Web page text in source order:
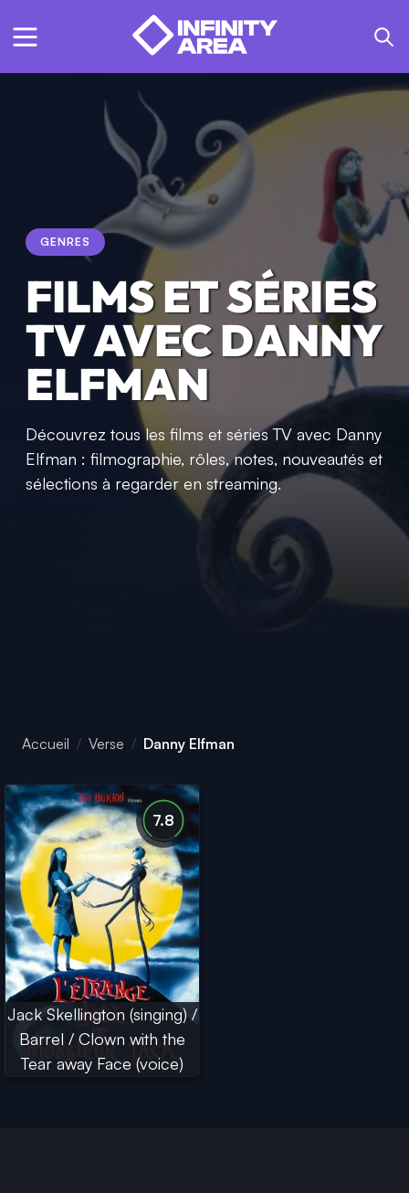
GENRES
FILMS ET SÉRIES
TV AVEC DANNY
ELFMAN
Découvrez tous les films et séries TV avec Danny
Elfman : filmographie, rôles, notes, nouveautés et
sélections à regarder en streaming.
Accueil Verse Danny Elfman
7.8
Jack Skellington (singing) /
Barrel / Clown with the
Tear away Face (voice)